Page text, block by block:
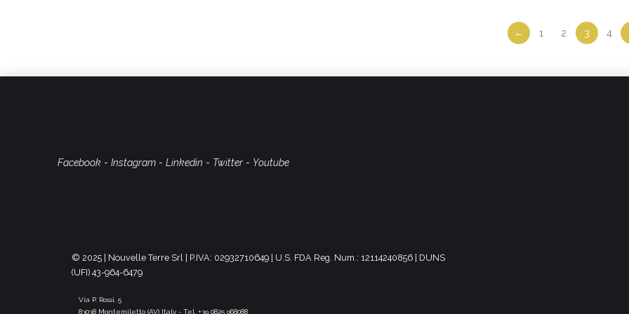
← 1 2 3 4
Facebook - Instagram - Linkedin - Twitter - Youtube
© 2025 | Nouvelle Terre Srl | P.IVA: 02932710649 | U.S. FDA Reg. Num.: 12114240856 | DUNS
(UFI) 43-964-6479
Via P. Rossi, 5
83038 Montemiletto (AV) Italy - Tel. +39 0825 968088